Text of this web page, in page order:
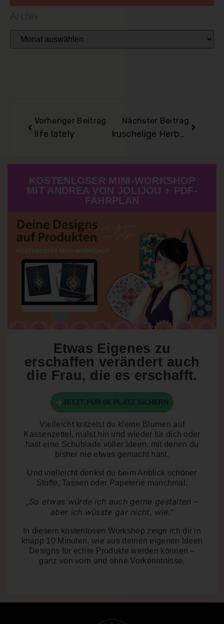
Vorheriger Beitrag
life lately
Nächster Beitrag
kuschelige Herbstzeit
Etwas Eigenes zu
erschaffen verändert auch
die Frau, die es erschafft.
JETZT FÜR 0€ PLATZ SICHERN
Vielleicht kritzelst du kleine Blumen auf
Kassenzettel, malst hin und wieder für dich oder
hast eine Schublade voller Ideen, mit denen du
bisher nie etwas gemacht hast.
Und vielleicht denkst du beim Anblick schöner
Stoffe, Tassen oder Papeterie manchmal:
„So etwas würde ich auch gerne gestalten –
aber ich wüsste gar nicht, wie.“
In diesem kostenlosen Workshop zeige ich dir in
knapp 10 Minuten, wie aus deinen eigenen Ideen
Designs für echte Produkte werden können –
ganz von vorn und ohne Vorkenntnisse.
KOSTENLOSER MINI-WORKSHOP
MIT ANDREA VON JOLIJOU + PDF-
FAHRPLAN